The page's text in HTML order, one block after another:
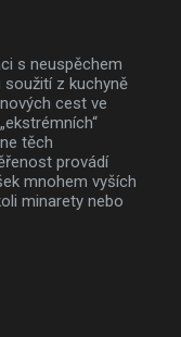
s neuspěchem
z kuchyně
cest ve
těch
provádí
mnohem vyších
minarety nebo